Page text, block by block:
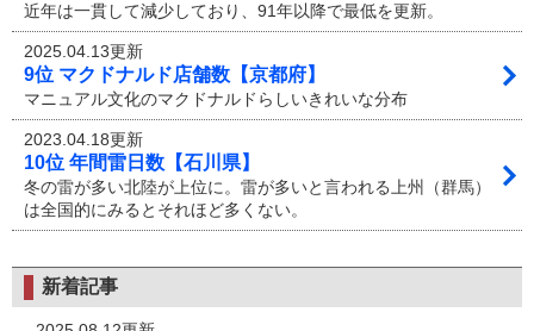
近年は一貫して減少しており、91年以降で最低を更新。
2025.04.13更新
9位 マクドナルド店舗数【京都府】
マニュアル文化のマクドナルドらしいきれいな分布
2023.04.18更新
10位 年間雷日数【石川県】
冬の雷が多い北陸が上位に。雷が多いと言われる上州（群馬）
は全国的にみるとそれほど多くない。
新着記事